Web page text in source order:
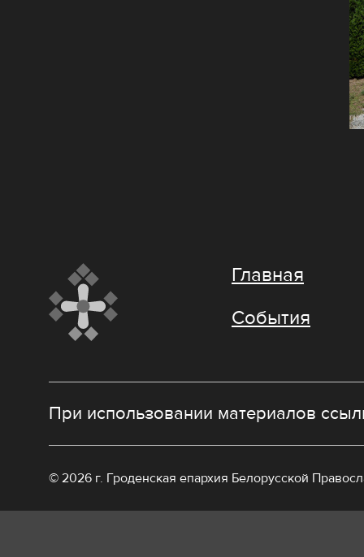
Главная
События
При использовании материалов
© 2026 г. Гроденская епархия Белорусской